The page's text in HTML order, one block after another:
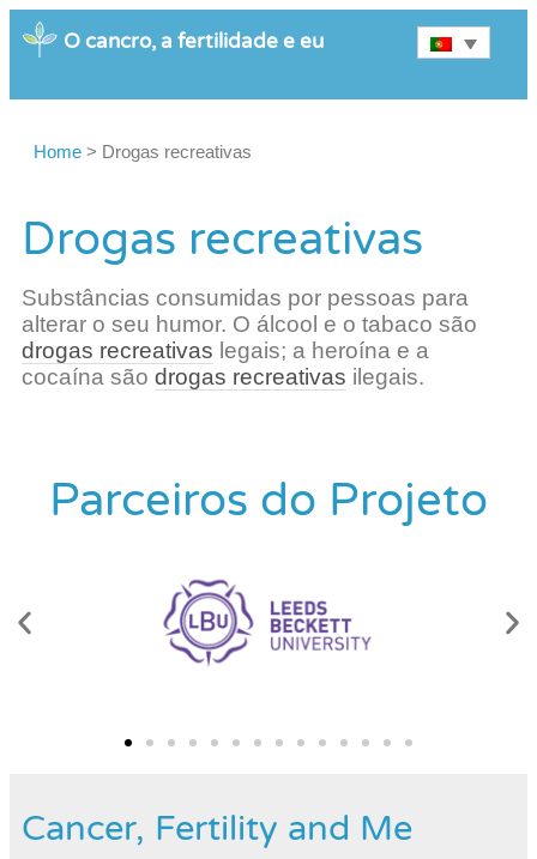
O cancro, a fertilidade e eu
Home > Drogas recreativas
Drogas recreativas
Substâncias consumidas por pessoas para
alterar o seu humor. O álcool e o tabaco são
drogas recreativas legais; a heroína e a
cocaína são drogas recreativas ilegais.
Parceiros do Projeto
Cancer, Fertility and Me